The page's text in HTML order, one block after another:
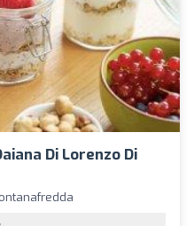
Di Lorenzo Di